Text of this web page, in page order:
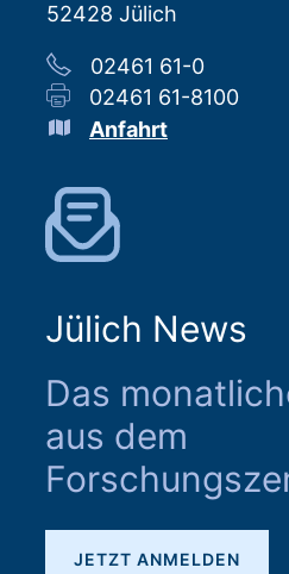
52428 Jülich
02461 61-0
02461 61-8100
Anfahrt
Jülich News
Das
aus dem
JETZT ANMELDEN